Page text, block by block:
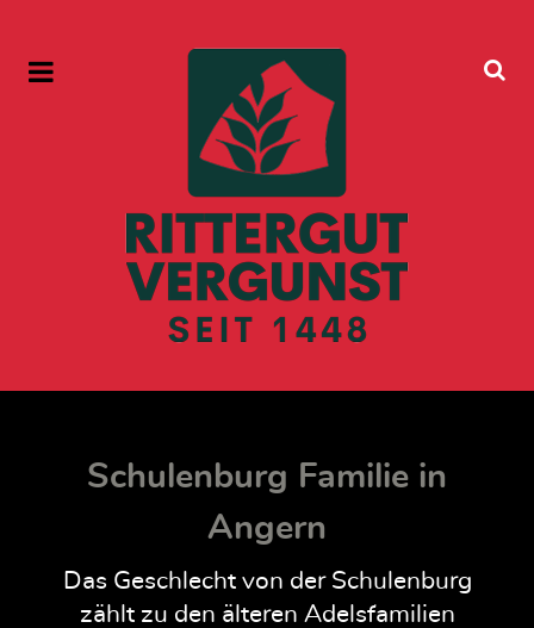
Schulenburg Familie in
Angern
Das Geschlecht von der Schulenburg
zählt zu den älteren Adelsfamilien